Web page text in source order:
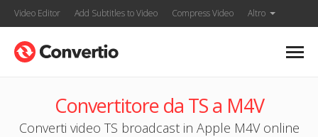
Video Editor Add Subtitles to Video Compress Video Altro
Convertitore da TS a M4V
Converti video TS broadcast in Apple M4V online